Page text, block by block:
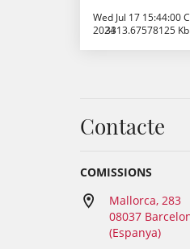
Wed Jul 17 15:44:00
20243313.67578125 Kb
Contacte
COMISSIONS
Mallorca, 283
08037
(Espanya)